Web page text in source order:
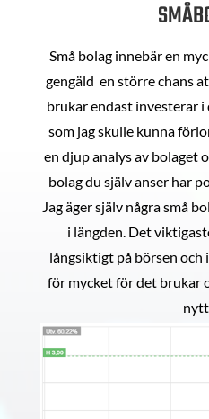
Små bolag innebär en
gengäld en större chans
brukar endast investerar i
som jag skulle kunna
en djup analys av bolaget
bolag du själv anser har
Jag äger själv några små
i längden. Det
långsiktigt på börsen
för mycket för det brukar